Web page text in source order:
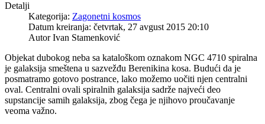
Detalji
Kategorija: Zagonetni kosmos
Datum kreiranja: četvrtak, 27 avgust 2015 20:10
Autor Ivan Stamenković
Objekat dubokog neba sa kataloškom oznakom NGC 4710 spiralna
je galaksija smeštena u sazvežđu Berenikina kosa. Budući da je
posmatramo gotovo postrance, lako možemo uočiti njen centralni
oval. Centralni ovali spiralnih galaksija sadrže najveći deo
supstancije samih galaksija, zbog čega je njihovo proučavanje
veoma važno.